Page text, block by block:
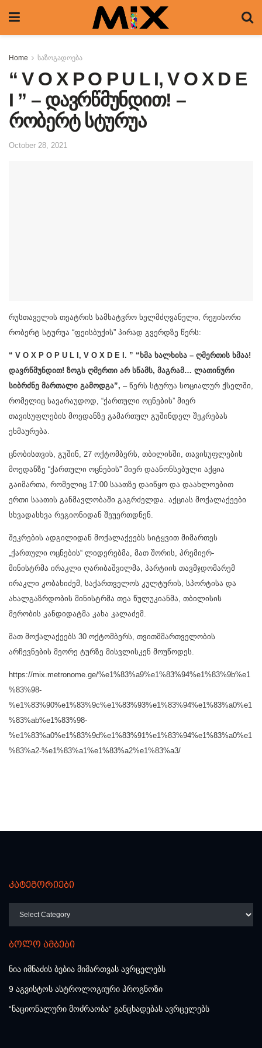
Home საზოგადოება
“ V O X P O P U L I, V O X D E
I ” – დავრწმუნდით! –
რობერტ სტურუა
October 28, 2021
რუს­თა­ვე­ლის თე­ატ­რის სამ­ხატ­ვრო ხელ­მძღვა­ნე­ლი, რე­ჟი­სო­რი
რო­ბერტ სტუ­რუა “ფე­ის­ბუ­ქის” პი­რად გვერ­დზე წერს:
“ V O X P O P U L I, V O X D E I. ” “ხმა ხალხისა – ღმერთის ხმაა!
დავრწმუნდით! ზოგს ღმერთი არ სწამს, მაგრამ… ლათინური
სიბრძნე მართალი გამოდგა”, – წერს სტურუა სოციალურ ქსელში,
რომელიც სავარაუდოდ, “ქართული ოცნების” მიერ
თავისუფლების მოედანზე გამართულ გუშინდელ შეკრებას
ეხმაურება.
ცნობისთვის, გუშინ, 27 ოქტომბერს, თბილისში, თავისუფლების
მოედანზე “ქართული ოცნების” მიერ დაანონსებული აქცია
გაიმართა, რომელიც 17:00 საათზე დაიწყო და დაახლოებით
ერთი საათის განმავლობაში გაგრძელდა. აქციას მოქალაქეები
სხვადასხვა რეგიონიდან შეუერთდნენ.
შეკრების ადგილიდან მოქალაქეებს სიტყვით მიმართეს
„ქართული ოცნების“ ლიდერებმა, მათ შორის, პრემიერ-
მინისტრმა ირაკლი ღარიბაშვილმა, პარტიის თავმჯდომარემ
ირაკლი კობახიძემ, საქართველოს კულტურის, სპორტისა და
ახალგაზრდობის მინისტრმა თეა წულუკიანმა, თბილისის
მერობის კანდიდატმა კახა კალაძემ.
მათ მოქალაქეებს 30 ოქტომბერს, თვითმმართველობის
არჩევნების მეორე ტურზე მისვლისკენ მოუწოდეს.
https://mix.metronome.ge/%e1%83%a9%e1%83%94%e1%83%9b%e1
%83%98-
%e1%83%90%e1%83%9c%e1%83%93%e1%83%94%e1%83%a0%e1
%83%ab%e1%83%98-
%e1%83%a0%e1%83%9d%e1%83%91%e1%83%94%e1%83%a0%e1
%83%a2-%e1%83%a1%e1%83%a2%e1%83%a3/
კატეგორიები
ბოლო ამბები
ნია იმნაძის ბებია მიმართვას ავრცელებს
9 აგვისტოს ასტროლოგიური პროგნოზი
“ნაციონალური მოძრაობა“ განცხადებას ავრცელებს